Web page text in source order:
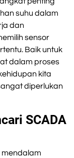
suhu dalam
dan
sensor
Baik untuk
dalam proses
kita
diperlukan
SCADA
mendalam